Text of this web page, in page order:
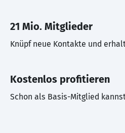
21 Mio. Mitglieder
Knüpf neue Kontakte und
Kostenlos profitieren
Schon als Basis-Mitglied